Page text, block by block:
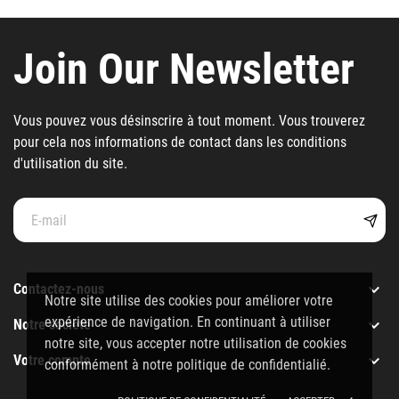
Notre site utilise des cookies pour améliorer votre
expérience de navigation. En continuant à utiliser
notre site, vous accepter notre utilisation de cookies
conformément à notre politique de confidentialié.
Join Our Newsletter
Vous pouvez vous désinscrire à tout moment. Vous trouverez
pour cela nos informations de contact dans les conditions
d'utilisation du site.
Contactez-nous 
Notre société 
Votre compte 